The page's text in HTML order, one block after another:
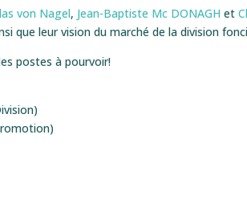
von Nagel, Jean-Baptiste Mc DONAGH et
que leur vision du marché de la division
postes à pourvoir!